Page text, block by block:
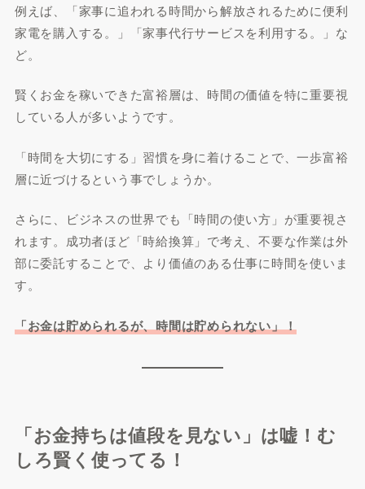
例えば、「家事に追われる時間から解放されるために便利
家電を購入する。」「家事代行サービスを利用する。」な
ど。
賢くお金を稼いできた富裕層は、時間の価値を特に重要視
している人が多いようです。
「時間を大切にする」習慣を身に着けることで、一歩富裕
層に近づけるという事でしょうか。
さらに、ビジネスの世界でも「時間の使い方」が重要視さ
れます。成功者ほど「時給換算」で考え、不要な作業は外
部に委託することで、より価値のある仕事に時間を使いま
す。
「お金は貯められるが、時間は貯められない」！
「お金持ちは値段を見ない」は嘘！む
しろ賢く使ってる！